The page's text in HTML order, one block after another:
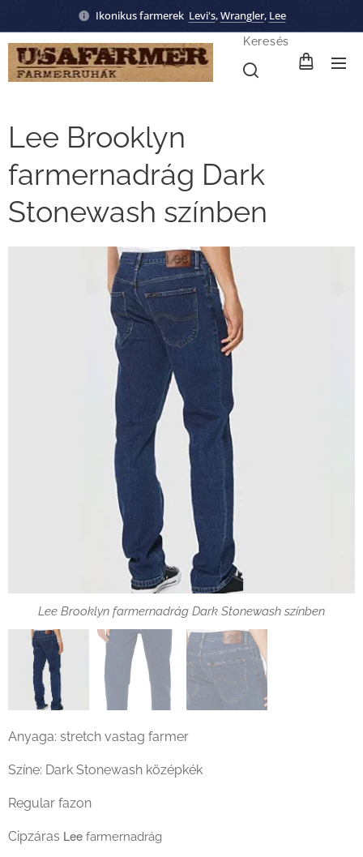
Ikonikus farmerek Levi's,Wrangler, Lee
Keresés
Lee Brooklyn
farmernadrág Dark
Stonewash színben
Lee Brooklyn farmernadrág Dark Stonewash színben
Lee Brooklyn farmernadrág Dark Stonewash zseb
Anyaga: stretch vastag farmer
Színe: Dark Stonewash középkék
Regular fazon
Cipzáras Lee farmernadrág